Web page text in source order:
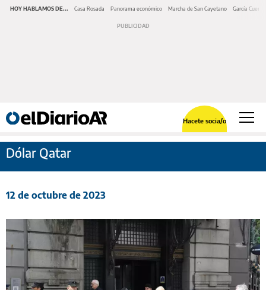
HOY HABLAMOS DE... Casa Rosada Panorama económico Marcha de San Cayetano García Cuerva
Hacete socia/o
Dólar Qatar
12 de octubre de 2023